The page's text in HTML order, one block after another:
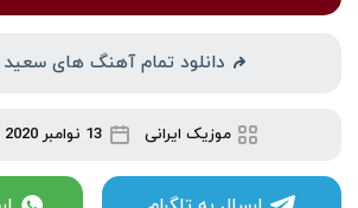
دانلود تمام آهنگ های
موزیک ایرانی 13 نوامبر 2020